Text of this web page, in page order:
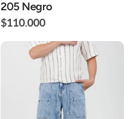
205 Negro
$110.000